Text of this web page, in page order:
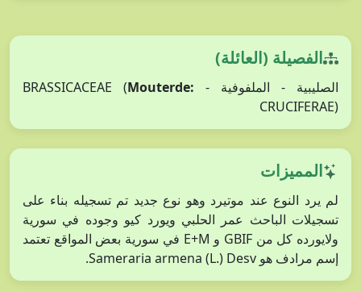
الفصيلة (العائلة)
الصليبية - الملفوفية - BRASSICACEAE ( Mouterde:
CRUCIFERAE)
المميزات
لم يرد النوع عند موتيرد وهو نوع جديد تم تسجيله بناء على
تسجيلات الباحث عمر الحلبي ويورد كيو وجوده في سورية
ولايورده كل من GBIF و E+M في سورية بعض المواقع تعتمد
إسم مرادف هو Sameraria armena (L.) Desv.